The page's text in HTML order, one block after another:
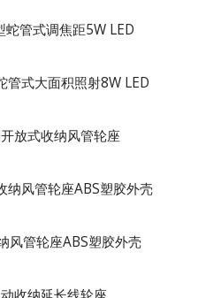
管式调焦距5W LED
管式大面积照射8W LED
放式收纳风管轮座
风管轮座ABS塑胶外壳
风管轮座ABS塑胶外壳